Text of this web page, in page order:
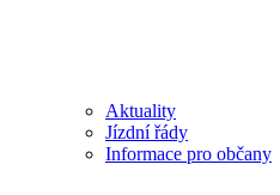
Aktuality
Jízdní řády
Informace pro občany